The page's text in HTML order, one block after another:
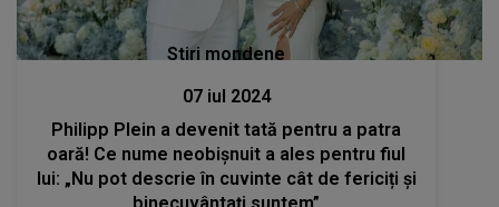
Stiri mondene
07 iul 2024
Philipp Plein a devenit tată pentru a patra
oară! Ce nume neobișnuit a ales pentru fiul
lui: „Nu pot descrie în cuvinte cât de fericiți și